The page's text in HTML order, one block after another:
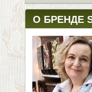
О БРЕНДЕ